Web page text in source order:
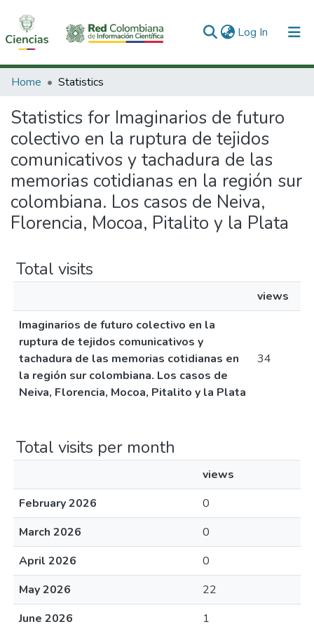
Log In (current)
Communities & Collections
All of DSpace
Home Statistics
Statistics for Imaginarios de futuro
colectivo en la ruptura de tejidos
comunicativos y tachadura de las
memorias cotidianas en la región sur
colombiana. Los casos de Neiva,
Florencia, Mocoa, Pitalito y la Plata
Total visits
views
Imaginarios de futuro colectivo en la
ruptura de tejidos comunicativos y
tachadura de las memorias cotidianas en
la región sur colombiana. Los casos de
Neiva, Florencia, Mocoa, Pitalito y la Plata
34
Total visits per month
views
February 2026
0
March 2026
0
April 2026
0
May 2026
22
June 2026
1